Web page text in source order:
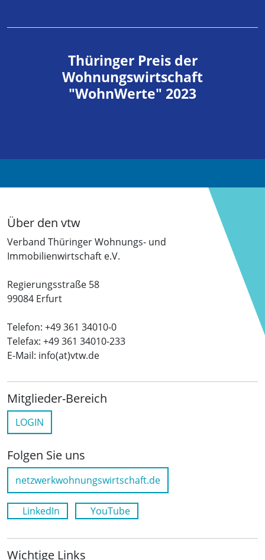
Thüringer Preis der
Wohnungswirtschaft
"WohnWerte" 2023
Über den vtw
Verband Thüringer Wohnungs- und
Immobilienwirtschaft e.V.
Regierungsstraße 58
99084 Erfurt
Telefon: +49 361 34010-0
Telefax: +49 361 34010-233
E-Mail: info(at)vtw.de
Mitglieder-Bereich
LOGIN
Folgen Sie uns
netzwerkwohnungswirtschaft.de
LinkedIn YouTube
Wichtige Links